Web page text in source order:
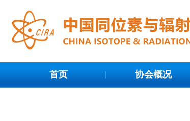
首页 协会概况